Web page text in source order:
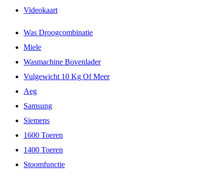
Videokaart
Was Droogcombinatie
Miele
Wasmachine Bovenlader
Vulgewicht 10 Kg Of Meer
Aeg
Samsung
Siemens
1600 Toeren
1400 Toeren
Stoomfunctie